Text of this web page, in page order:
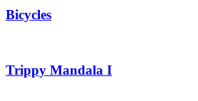
Bicycles
Trippy Mandala I